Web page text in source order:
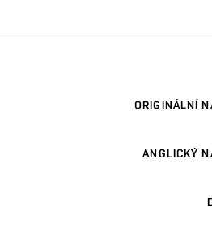
ORIGINÁLNÍ
ANGLICKÝ